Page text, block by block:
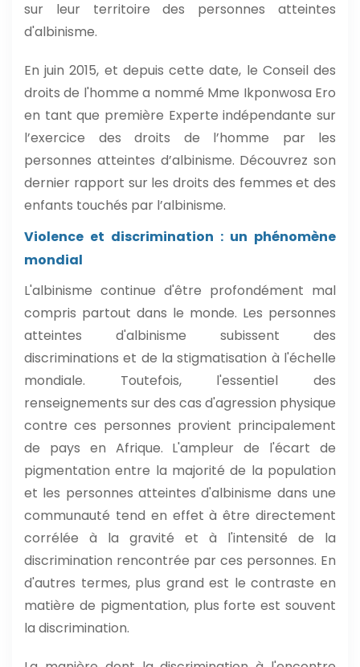
sur leur territoire des personnes atteintes
d'albinisme.
En juin 2015, et depuis cette date, le Conseil des
droits de l'homme a nommé Mme Ikponwosa Ero
en tant que première Experte indépendante sur
l’exercice des droits de l’homme par les
personnes atteintes d’albinisme. Découvrez son
dernier rapport sur les droits des femmes et des
enfants touchés par l’albinisme.
Violence et discrimination : un phénomène
mondial
L'albinisme continue d'être profondément mal
compris partout dans le monde. Les personnes
atteintes d'albinisme subissent des
discriminations et de la stigmatisation à l'échelle
mondiale. Toutefois, l'essentiel des
renseignements sur des cas d'agression physique
contre ces personnes provient principalement
de pays en Afrique. L'ampleur de l'écart de
pigmentation entre la majorité de la population
et les personnes atteintes d'albinisme dans une
communauté tend en effet à être directement
corrélée à la gravité et à l'intensité de la
discrimination rencontrée par ces personnes. En
d'autres termes, plus grand est le contraste en
matière de pigmentation, plus forte est souvent
la discrimination.